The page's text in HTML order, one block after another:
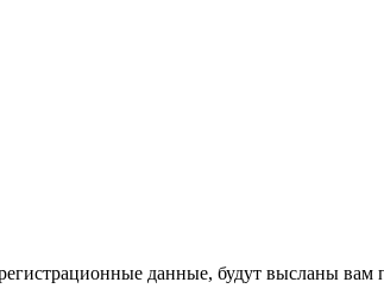
данные, будут высланы вам